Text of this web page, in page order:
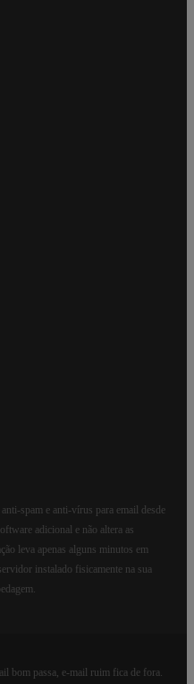
spam e anti-vírus para email desde
adicional e não altera as
leva apenas alguns minutos em
instalado fisicamente na sua
bom passa, e-mail ruim fica de fora.